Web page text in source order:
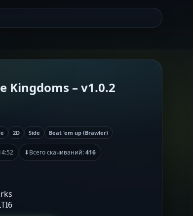
Kingdoms – v1.0.2
2D Side Beat 'em up (Brawler)
⬇Всего скачиваний:416